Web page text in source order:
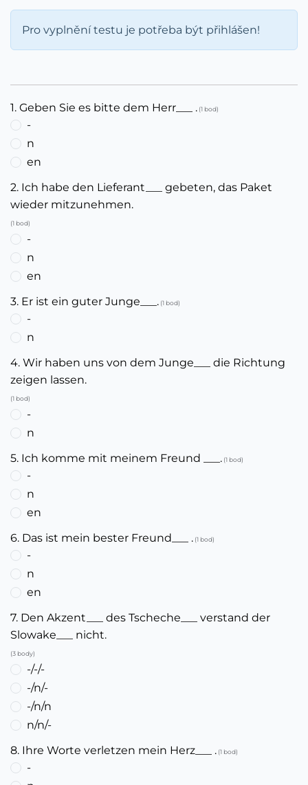
Pro vyplnění testu je potřeba být přihlášen!
1. Geben Sie es bitte dem Herr___ . (1 bod)
-
n
en
2. Ich habe den Lieferant___ gebeten, das Paket
wieder mitzunehmen.
(1 bod)
-
n
en
3. Er ist ein guter Junge___. (1 bod)
-
n
4. Wir haben uns von dem Junge___ die Richtung
zeigen lassen.
(1 bod)
-
n
5. Ich komme mit meinem Freund ___. (1 bod)
-
n
en
6. Das ist mein bester Freund___ . (1 bod)
-
n
en
7. Den Akzent___ des Tscheche___ verstand der
Slowake___ nicht.
(3 body)
-/-/-
-/n/-
-/n/n
n/n/-
8. Ihre Worte verletzen mein Herz___ . (1 bod)
-